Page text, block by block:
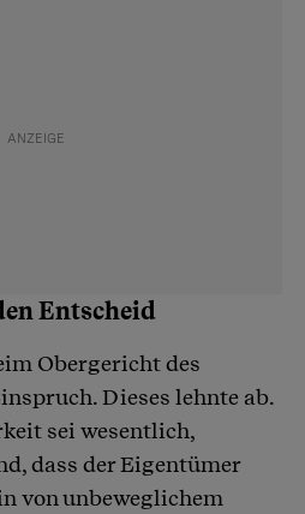
Entscheid
Obergericht des
Dieses lehnte ab.
sei wesentlich,
dass der Eigentümer
von unbeweglichem